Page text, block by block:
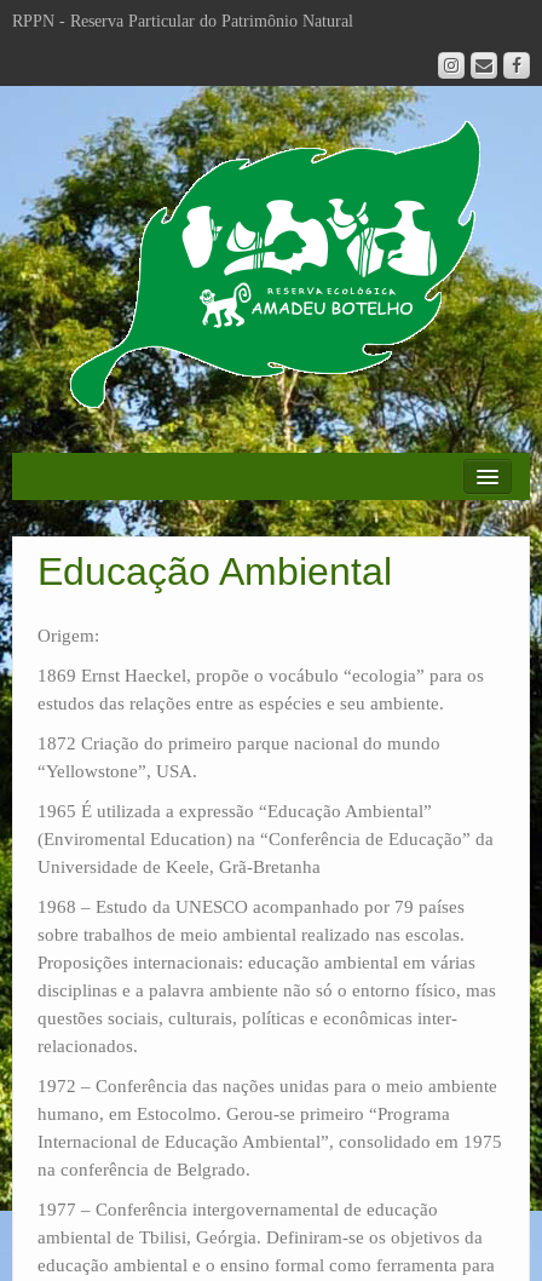
RPPN - Reserva Particular do Patrimônio Natural
Educação Ambiental
Corredor Ecológico
Plano de Manejo
Ecoturismo
Pesquisas
RPPNs
Contato
Educação Ambiental
Origem:
1869 Ernst Haeckel, propõe o vocábulo “ecologia” para os
estudos das relações entre as espécies e seu ambiente.
1872 Criação do primeiro parque nacional do mundo
“Yellowstone”, USA.
1965 É utilizada a expressão “Educação Ambiental”
(Enviromental Education) na “Conferência de Educação” da
Universidade de Keele, Grã-Bretanha
1968 – Estudo da UNESCO acompanhado por 79 países
sobre trabalhos de meio ambiental realizado nas escolas.
Proposições internacionais: educação ambiental em várias
disciplinas e a palavra ambiente não só o entorno físico, mas
questões sociais, culturais, políticas e econômicas inter-
relacionados.
1972 – Conferência das nações unidas para o meio ambiente
humano, em Estocolmo. Gerou-se primeiro “Programa
Internacional de Educação Ambiental”, consolidado em 1975
na conferência de Belgrado.
1977 – Conferência intergovernamental de educação
ambiental de Tbilisi, Geórgia. Definiram-se os objetivos da
educação ambiental e o ensino formal como ferramenta para